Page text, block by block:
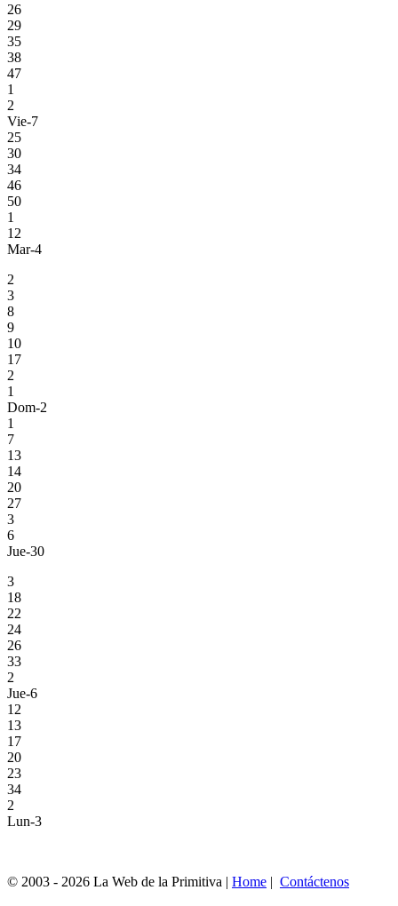
26
29
35
38
47
1
2
Vie-7
25
30
34
46
50
1
12
Mar-4
2
3
8
9
10
17
2
1
Dom-2
1
7
13
14
20
27
3
6
Jue-30
3
18
22
24
26
33
2
Jue-6
12
13
17
20
23
34
2
Lun-3
© 2003 - 2026 La Web de la Primitiva | Home | Contáctenos